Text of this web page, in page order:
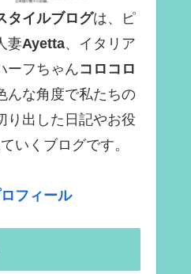
タイルブログは、ピ
妻Ayetta、イタリア
ーフちゃんコロコロ
んな角度で私たちの
り出した日記やお役
いくブログです。
フィール